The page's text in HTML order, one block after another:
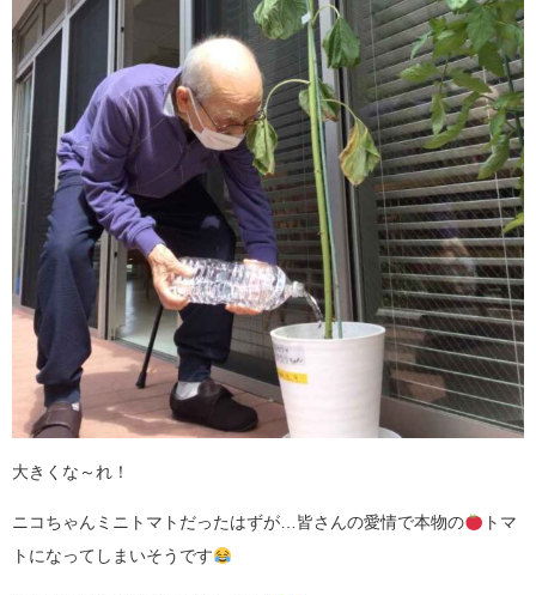
大きくな～れ！
ニコちゃんミニトマトだったはずが…皆さんの愛情で本物の
トマ
トになってしまいそうです